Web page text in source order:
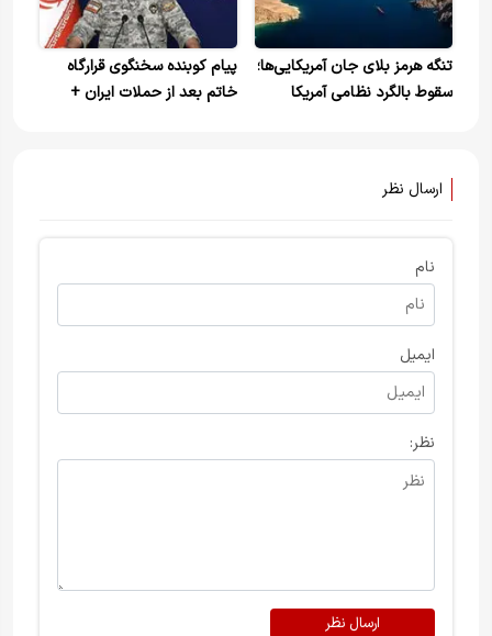
تنگه هرمز بلای جان آمریکایی‌ها؛
سقوط بالگرد نظامی آمریکا
پیام کوبنده سخنگوی قرارگاه
خاتم‌ بعد از حملات ایران +
ارسال نظر
نام
ایمیل
نظر:
ارسال نظر